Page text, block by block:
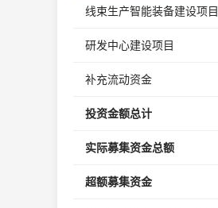
线束生产智能装备建设项目
研发中心建设项目
补充流动资金
投资金额总计
实际募集资金总额
超额募集资金